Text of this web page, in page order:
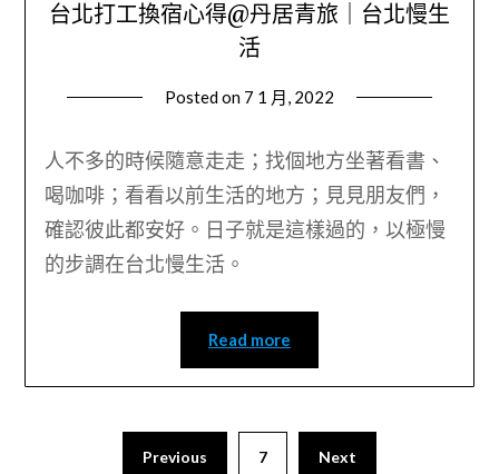
台北打工換宿心得@丹居青旅｜台北慢生
活
Posted on 7 1 月, 2022
人不多的時候隨意走走；找個地方坐著看書、
喝咖啡；看看以前生活的地方；見見朋友們，
確認彼此都安好。日子就是這樣過的，以極慢
的步調在台北慢生活。
Read more
Previous 7 Next